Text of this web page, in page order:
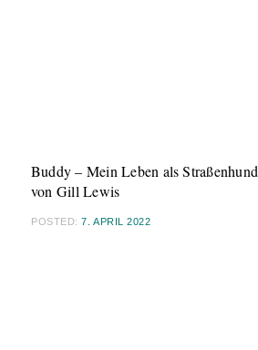
Buddy – Mein Leben als Straßenhund
von Gill Lewis
POSTED:7. APRIL 2022